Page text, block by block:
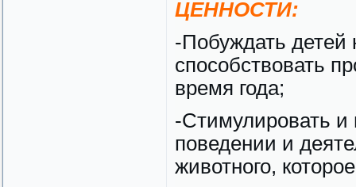
ЦЕННОСТИ:
-Побуждать
способствовать
время года;
-Стимулировать и
поведении и
животного,